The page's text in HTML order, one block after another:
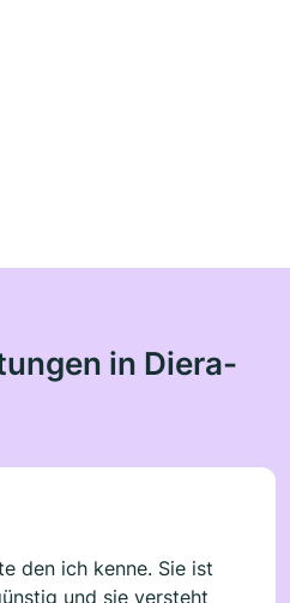
in Diera-
den ich kenne. Sie ist
und sie versteht